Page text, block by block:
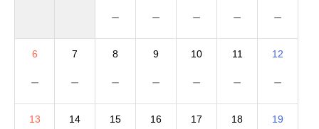
－ － － － －
6
－
7
－
8
－
9
－
10
－
11
－
12
－
13 14 15 16 17 18 19